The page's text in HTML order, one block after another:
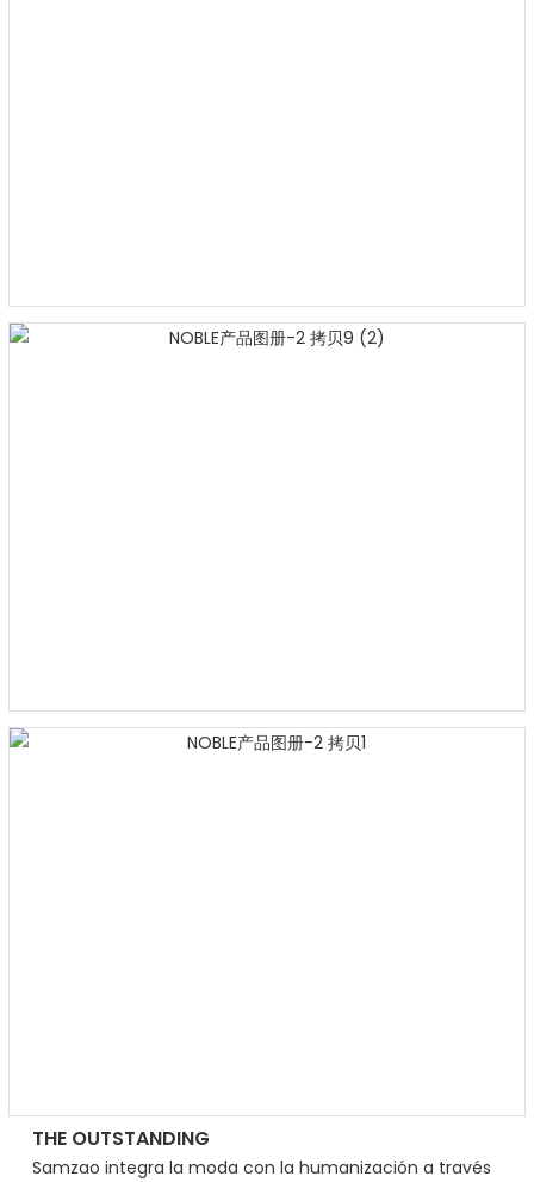
THE OUTSTANDING
Samzao integra la moda con la humanización a través